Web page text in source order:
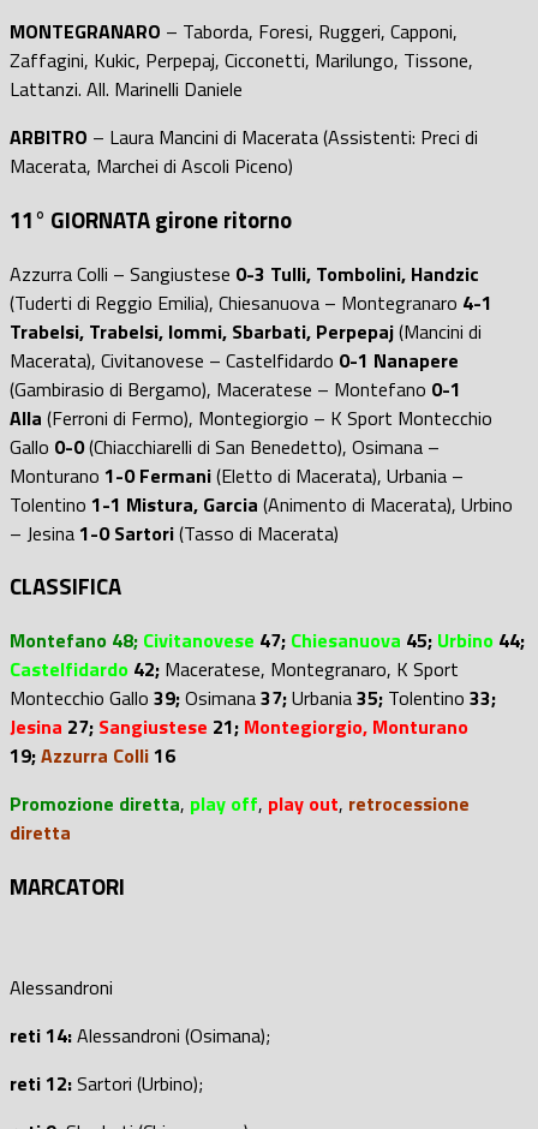
MONTEGRANARO – Taborda, Foresi, Ruggeri, Capponi,
Zaffagini, Kukic, Perpepaj, Cicconetti, Marilungo, Tissone,
Lattanzi. All. Marinelli Daniele
ARBITRO – Laura Mancini di Macerata (Assistenti: Preci di
Macerata, Marchei di Ascoli Piceno)
11° GIORNATA girone ritorno
Azzurra Colli – Sangiustese 0-3 Tulli, Tombolini, Handzic
(Tuderti di Reggio Emilia), Chiesanuova – Montegranaro 4-1
Trabelsi, Trabelsi, Iommi, Sbarbati, Perpepaj(Mancini di
Macerata), Civitanovese – Castelfidardo 0-1 Nanapere
(Gambirasio di Bergamo), Maceratese – Montefano 0-1
Alla (Ferroni di Fermo), Montegiorgio – K Sport Montecchio
Gallo 0-0(Chiacchiarelli di San Benedetto), Osimana –
Monturano 1-0 Fermani(Eletto di Macerata), Urbania –
Tolentino 1-1 Mistura, Garcia (Animento di Macerata), Urbino
– Jesina1-0 Sartori(Tasso di Macerata)
CLASSIFICA
Montefano 48; Civitanovese 47; Chiesanuova 45; Urbino 44;
Castelfidardo 42; Maceratese, Montegranaro, K Sport
Montecchio Gallo 39;Osimana37;Urbania35; Tolentino 33;
Jesina 27; Sangiustese 21; Montegiorgio, Monturano
19;Azzurra Colli16
Promozione diretta, play off, play out, retrocessione
diretta
MARCATORI
Alessandroni
reti 14:Alessandroni (Osimana);
reti 12:Sartori (Urbino);